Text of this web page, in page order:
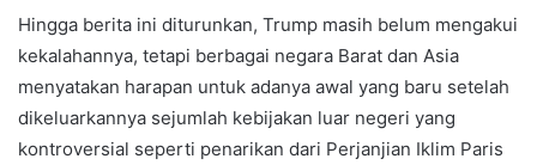
Hingga berita ini diturunkan, Trump masih belum mengakui
kekalahannya, tetapi berbagai negara Barat dan Asia
menyatakan harapan untuk adanya awal yang baru setelah
dikeluarkannya sejumlah kebijakan luar negeri yang
kontroversial seperti penarikan dari Perjanjian Iklim Paris